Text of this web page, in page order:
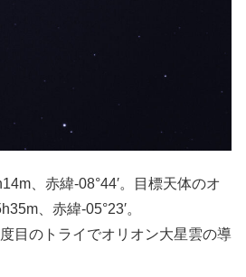
、赤緯-08°44′。目標天体のオ
、赤緯-05°23′。
目のトライでオリオン大星雲の導